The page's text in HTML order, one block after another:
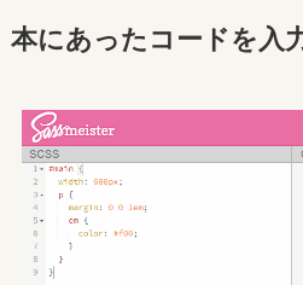
本にあったコードを入